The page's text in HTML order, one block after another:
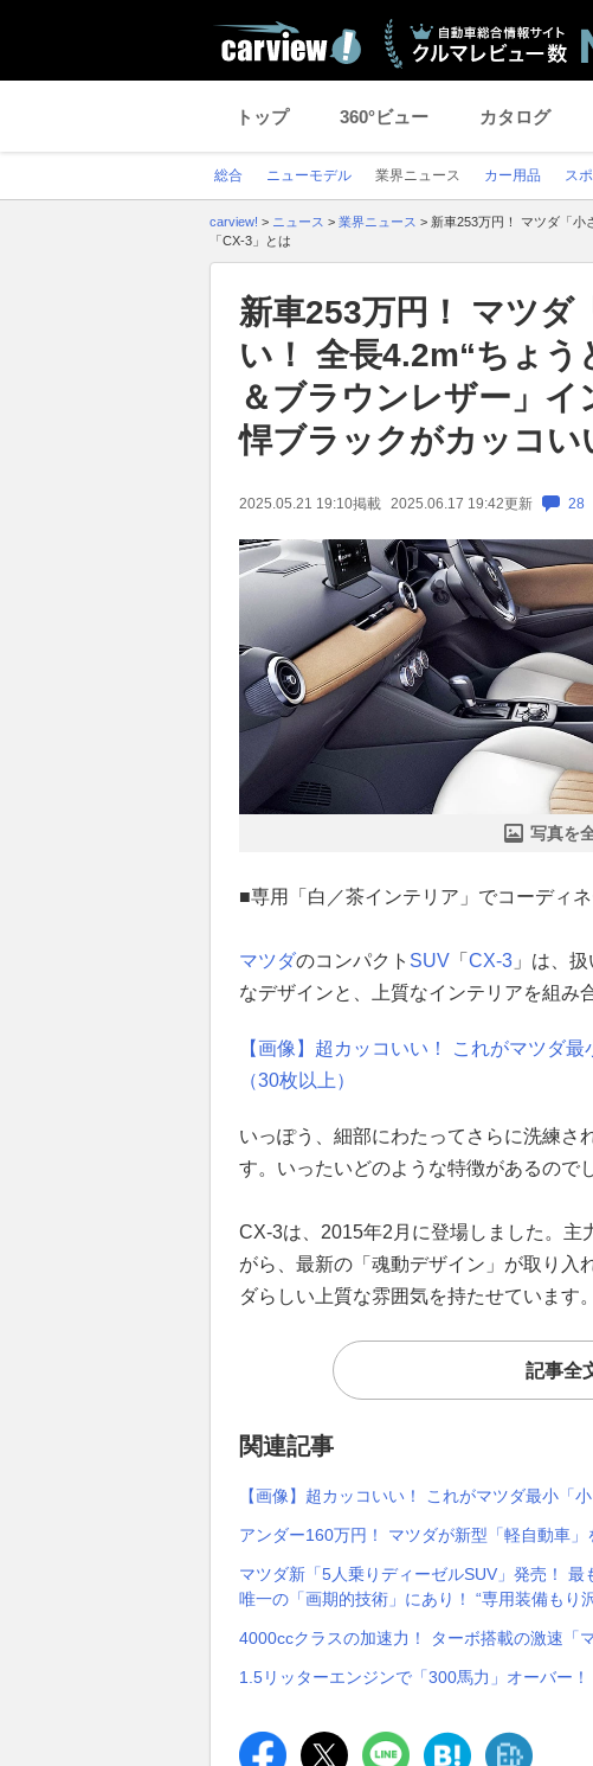
トップ 360°ビュー カタログ
総合 ニューモデル 業界ニュース カー用品 ス
carview! > ニュース > 業界ニュース > 新車253万円！ マツダ「小
「CX-3」とは
新車253万円！ マツダ
い！ 全長4.2m“ちょう
＆ブラウンレザー」
悍ブラックがカッコい
2025.05.21 19:10掲載 2025.06.17 19:42更新 28
写真を
■専用「白／茶インテリア」でコーディネ
マツダのコンパクト SUV 「 CX-3 」は、
なデザインと、上質なインテリアを組み
【画像】超カッコいい！ これがマツダ
（30枚以上）
いっぽう、細部にわたってさらに洗練さ
す。いったいどのような特徴があるので
CX-3は、2015年2月に登場しました。主
がら、最新の「魂動デザイン」が取り入
ダらしい上質な雰囲気を持たせています。
記事全
関連記事
【画像】超カッコいい！ これがマツダ最小「
アンダー160万円！ マツダが新型「軽自動車
マツダ新「5人乗りディーゼルSUV」発売！
唯一の「画期的技術」にあり！ “専用装備もり
4000ccクラスの加速力！ ターボ搭載の激速「
1.5リッターエンジンで「300馬力」オーバー